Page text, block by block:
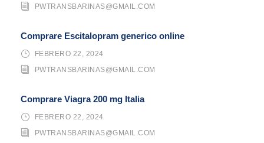
PWTRANSBARINAS@GMAIL.COM
Comprare Escitalopram generico online
FEBRERO 22, 2024
PWTRANSBARINAS@GMAIL.COM
Comprare Viagra 200 mg Italia
FEBRERO 22, 2024
PWTRANSBARINAS@GMAIL.COM